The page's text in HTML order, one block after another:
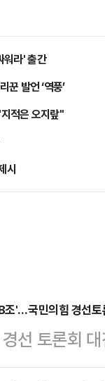
워라' 출간
꾼 발언 ‘역풍’
적은 오지랖"
시
조'…국민의힘 경선
선 토론회
자 분야에서